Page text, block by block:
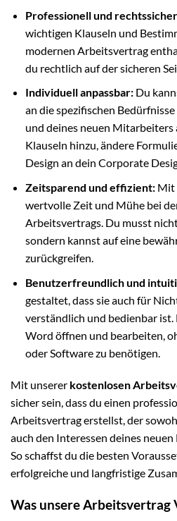
Professionell und
wichtigen Klauseln und
modernen Arbeitsvertrag
du rechtlich auf der sicheren
Individuell anpassbar:Du
an die spezifischen
und deines neuen Mitarbeiters
Klauseln hinzu, ändere
Design an dein Corporate
Zeitsparend und effizient:Mit
wertvolle Zeit und Mühe bei
Arbeitsvertrags. Du musst
sondern kannst auf eine
zurückgreifen.
Benutzerfreundlich und
gestaltet, dass sie auch für
verständlich und bedienbar ist.
Word öffnen und bearbeiten,
oder Software zu benötigen.
Mit unserer kostenlosen
sicher sein, dass du einen
Arbeitsvertrag erstellst, der
auch den Interessen deines
So schaffst du die besten
erfolgreiche und langfristige
Was unsere Arbeitsvertrag